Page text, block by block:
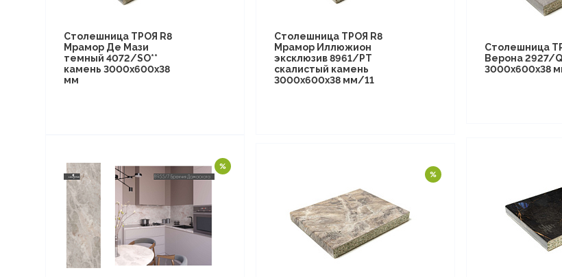
Столешница ТРОЯ R8
Мрамор Де Мази
темный 4072/SO**
камень 3000х600х38
мм
Столешница ТРОЯ R8
Мрамор Иллюжион
эксклюзив 8961/PT
скалистый камень
3000х600х38 мм/11
Столешница
Верона 2927/
3000х600х38